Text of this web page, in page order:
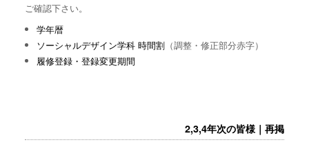
ご確認下さい。
学年暦
ソーシャルデザイン学科 時間割 （調整・修正部分赤字）
履修登録・登録変更期間
2,3,4年次の皆様｜再掲